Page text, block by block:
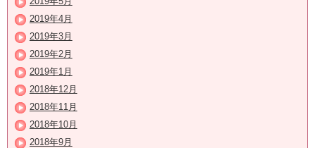
2019年4月
2019年3月
2019年2月
2019年1月
2018年12月
2018年11月
2018年10月
2018年9月